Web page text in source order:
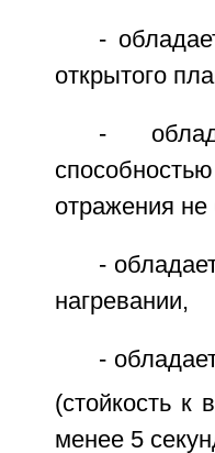
-
открытого
-
отражения
-
нагревании,
-
(стойкость к
менее 5